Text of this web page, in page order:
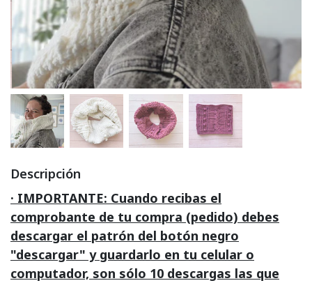
Descripción
· IMPORTANTE: Cuando recibas el
comprobante de tu compra (pedido) debes
descargar el patrón del botón negro
"descargar" y guardarlo en tu celular o
computador, son sólo 10 descargas las que